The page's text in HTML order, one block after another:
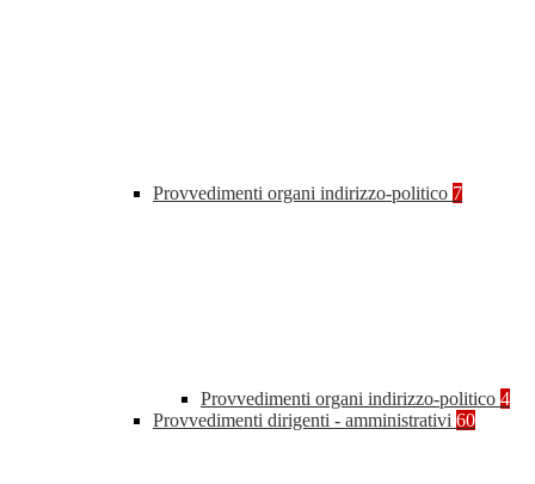
Provvedimenti organi indirizzo-politico 7
Provvedimenti organi indirizzo-politico 4
Provvedimenti dirigenti - amministrativi 60